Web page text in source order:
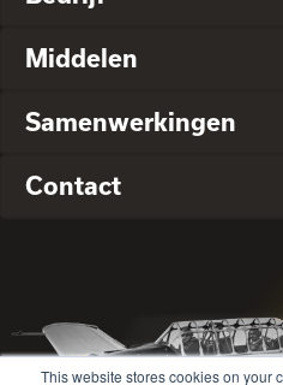
This website stores cookies on your
Middelen
Samenwerkingen
Contact